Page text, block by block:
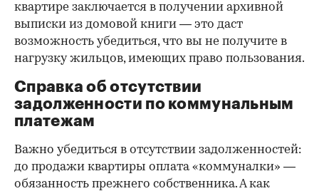
квартире заключается в получении архивной
выписки из домовой книги — это даст
возможность убедиться, что вы не получите в
нагрузку жильцов, имеющих право пользования.
Справка об отсутствии
задолженности по коммунальным
платежам
Важно убедиться в отсутствии задолженностей:
до продажи квартиры оплата «коммуналки» —
обязанность прежнего собственника. А как